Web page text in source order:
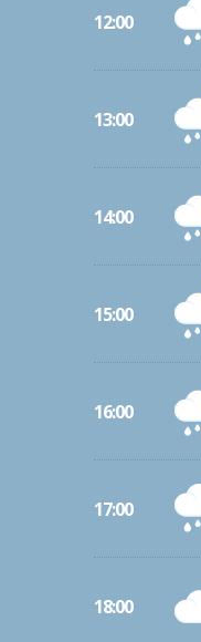
12:00
13:00
14:00
15:00
16:00
17:00
18:00